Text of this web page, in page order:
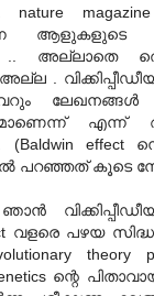
nature
ആളുകളുടെ
.
effect നെ
പറഞ്ഞത് കൂടെ
വളരെ പഴയ
theory
ന്റെ